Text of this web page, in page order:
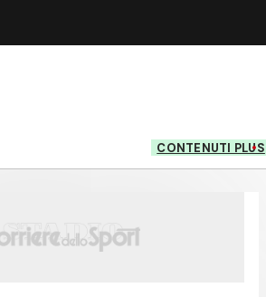
CONTENUTI PLUS